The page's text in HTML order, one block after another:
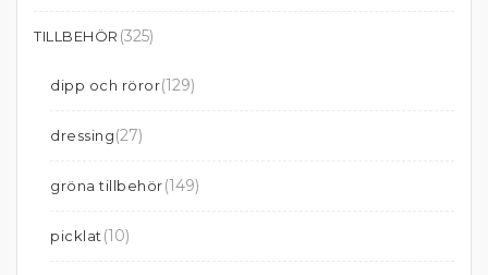
TILLBEHÖR (325)
dipp och röror(129)
dressing(27)
gröna tillbehör(149)
picklat (10)